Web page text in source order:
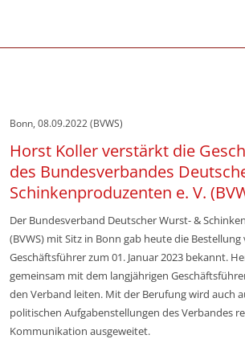
Bonn, 08.09.2022 (BVWS)
Horst Koller verstärkt die
des Bundesverbandes
Schinkenproduzenten e. V.
Der Bundesverband Deutscher Wurst- &
(BVWS) mit Sitz in Bonn gab heute die
Geschäftsführer zum 01. Januar 2023 bekannt.
gemeinsam mit dem langjährigen
den Verband leiten. Mit der Berufung wird auch
politischen Aufgabenstellungen des Verbandes
Kommunikation ausgeweitet.